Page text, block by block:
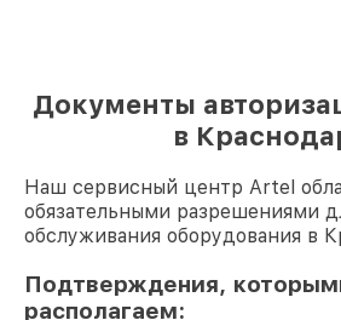
Документы
в
Наш сервисный центр Artel
обязательными разрешениями
обслуживания оборудования в
Подтверждения,
располагаем: